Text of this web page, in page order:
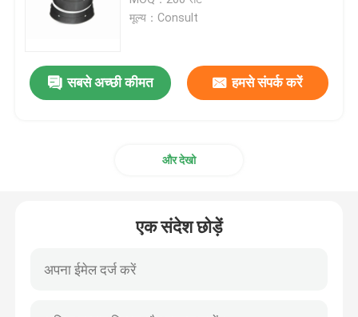
कार मुख्य असर
मूल्य：Consult
सबसे अच्छी कीमत हमसे संपर्क करें
और देखो
एक संदेश छोड़ें